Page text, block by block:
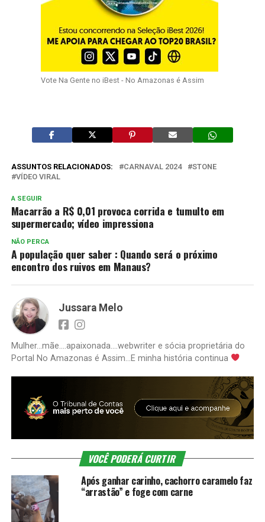
Vote Na Gente no iBest - No Amazonas é Assim
ASSUNTOS RELACIONADOS: CARNAVAL 2024
STONE
VÍDEO VIRAL
A SEGUIR
Macarrão a R$ 0,01 provoca corrida e tumulto em
supermercado; vídeo impressiona
NÃO PERCA
A população quer saber : Quando será o próximo
encontro dos ruivos em Manaus?
Jussara Melo
Mulher...mãe....apaixonada....webwriter e sócia proprietária do
Portal No Amazonas é Assim...E minha história continua
VOCÊ PODERÁ CURTIR
Após ganhar carinho, cachorro caramelo faz
“arrastão” e foge com carne